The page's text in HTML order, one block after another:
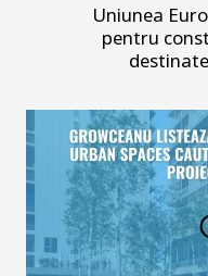
Uniunea
pentru